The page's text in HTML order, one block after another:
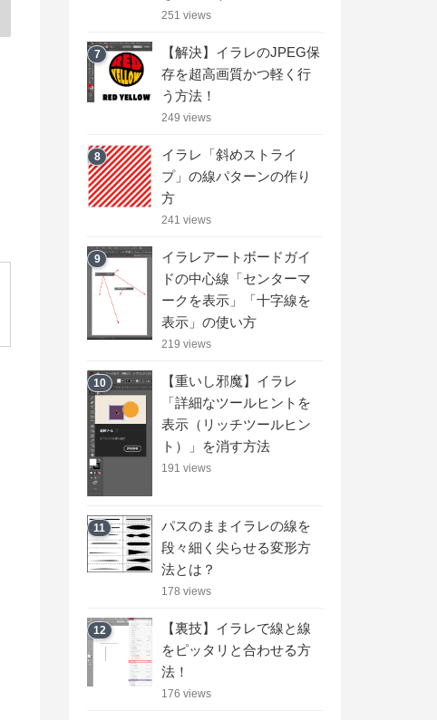
251 views
7
【解決】イラレのJPEG保
存を超高画質かつ軽く行
う方法！
249 views
8
イラレ「斜めストライ
プ」の線パターンの作り
方
241 views
9
イラレアートボードガイ
ドの中心線「センターマ
ークを表示」「十字線を
表示」の使い方
219 views
10
【重いし邪魔】イラレ
「詳細なツールヒントを
表示（リッチツールヒン
ト）」を消す方法
191 views
11
パスのままイラレの線を
段々細く尖らせる変形方
法とは？
178 views
12
【裏技】イラレで線と線
をピッタリと合わせる方
法！
176 views